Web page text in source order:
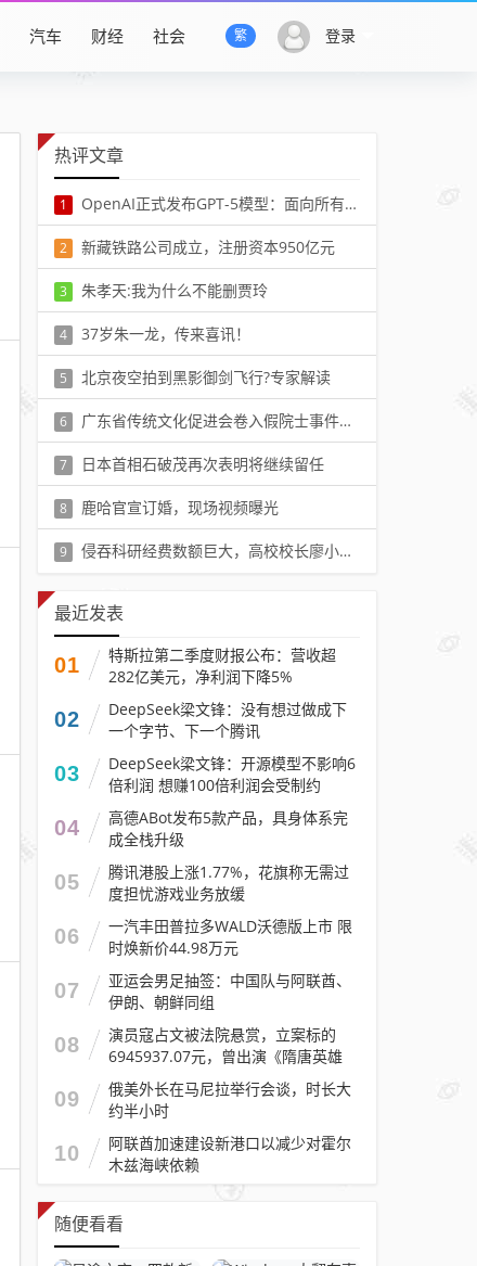
登录
繁
汽车 财经 社会
热评文章
1 OpenAI正式发布GPT-5模型：面向所有用户开放 更像人类专家
阅读：20914
2 新藏铁路公司成立，注册资本950亿元
3 朱孝天:我为什么不能删贾玲
4 37岁朱一龙，传来喜讯！
阅读：32840
5 北京夜空拍到黑影御剑飞行?专家解读
阅读：13932
6 广东省传统文化促进会卷入假院士事件，省社会组织管理局回应
阅读：88022
7 日本首相石破茂再次表明将继续留任
8 鹿哈官宣订婚，现场视频曝光
阅读：39831
9 侵吞科研经费数额巨大，高校校长廖小平被“双开”
最近发表
01
特斯拉第二季度财报公布：营收超
282亿美元，净利润下降5%
02
DeepSeek梁文锋：没有想过做成下
一个字节、下一个腾讯
03
DeepSeek梁文锋：开源模型不影响6
倍利润 想赚100倍利润会受制约
04
高德ABot发布5款产品，具身体系完
成全栈升级
05
腾讯港股上涨1.77%，花旗称无需过
度担忧游戏业务放缓
06
一汽丰田普拉多WALD沃德版上市 限
时焕新价44.98万元
07
亚运会男足抽签：中国队与阿联酋、
伊朗、朝鲜同组
08
演员寇占文被法院悬赏，立案标的
6945937.07元，曾出演《隋唐英雄
传》《逐玉》《镖人》等
09
俄美外长在马尼拉举行会谈，时长大
约半小时
10
阿联酋加速建设新港口以减少对霍尔
木兹海峡依赖
随便看看